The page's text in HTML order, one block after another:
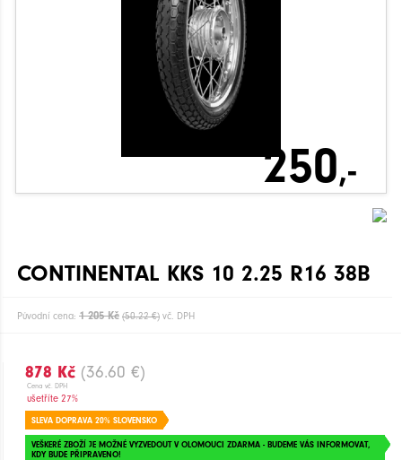
250,-
CONTINENTAL KKS 10 2.25 R16 38B
Původní cena: 1 205 Kč (50.22 €) vč. DPH
878 Kč (36.60 €)
Cena vč. DPH
ušetříte 27%
SLEVA DOPRAVA 20% SLOVENSKO
VEŠKERÉ ZBOŽÍ JE MOŽNÉ VYZVEDOUT V OLOMOUCI ZDARMA - BUDEME VÁS INFORMOVAT,
KDY BUDE PŘIPRAVENO!